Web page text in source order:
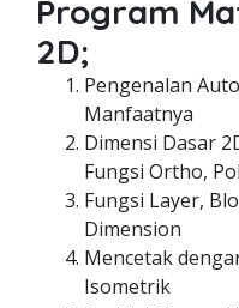
Program
2D;
Pengenalan
Manfaatnya
Dimensi Dasar
Fungsi Ortho,
Fungsi Layer,
Dimension
Mencetak
Isometrik